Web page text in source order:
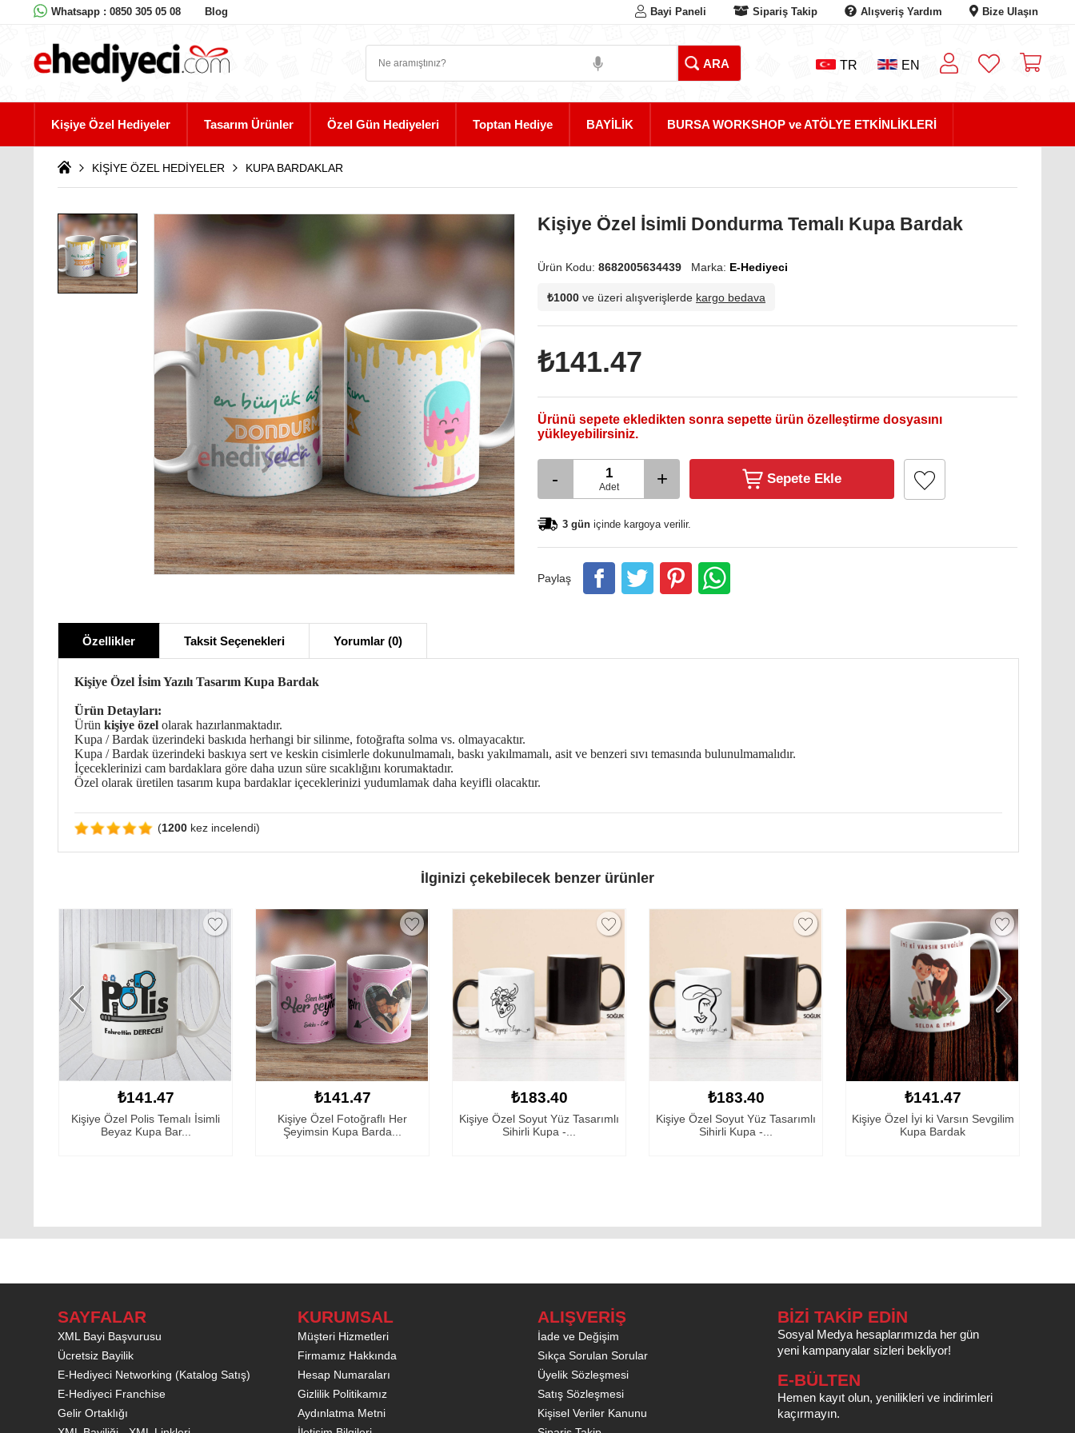
Whatsapp : 0850 305 05 08 Blog Bayi Paneli Sipariş Takip Alışveriş Yardım Bize Ulaşın
TR EN
Kişiye Özel Hediyeler Tasarım Ürünler Özel Gün Hediyeleri Toptan Hediye BAYİLİK BURSA WORKSHOP ve ATÖLYE ETKİNLİKLERİ
KİŞİYE ÖZEL HEDİYELER KUPA BARDAKLAR
Kişiye Özel İsimli Dondurma Temalı Kupa Bardak
Ürün Kodu: 8682005634439 Marka: E-Hediyeci
₺1000 ve üzeri alışverişlerde kargo bedava
₺141.47
Ürünü sepete ekledikten sonra sepette ürün özelleştirme dosyasını
yükleyebilirsiniz.
- Adet + Sepete Ekle
3 gün içinde kargoya verilir.
Paylaş
Özellikler Taksit Seçenekleri Yorumlar (0)
Kişiye Özel İsim Yazılı Tasarım Kupa Bardak
Ürün Detayları:
Ürün kişiye özel olarak hazırlanmaktadır.
Kupa / Bardak üzerindeki baskıda herhangi bir silinme, fotoğrafta solma vs. olmayacaktır.
Kupa / Bardak üzerindeki baskıya sert ve keskin cisimlerle dokunulmamalı, baskı yakılmamalı, asit ve benzeri sıvı temasında bulunulmamalıdır.
İçeceklerinizi cam bardaklara göre daha uzun süre sıcaklığını korumaktadır.
Özel olarak üretilen tasarım kupa bardaklar içeceklerinizi yudumlamak daha keyifli olacaktır.
(1200 kez incelendi)
İlginizi çekebilecek benzer ürünler
Özel Polis Temalı İsimli
Beyaz Kupa Bar...
Kişiye Özel Fotoğraflı Her
Şeyimsin Kupa Barda...
Kişiye Özel Soyut Yüz Tasarımlı
Kişiye Özel Soyut Yüz Tasarımlı
Kişiye Özel İyi ki Varsın Sevgilim
Kişiye Özel Diş
SAYFALAR
XML Bayi Başvurusu
Ücretsiz Bayilik
E-Hediyeci Networking (Katalog Satış)
E-Hediyeci Franchise
Gelir Ortaklığı
KURUMSAL
Müşteri Hizmetleri
Firmamız Hakkında
Hesap Numaraları
Gizlilik Politikamız
Aydınlatma Metni
ALIŞVERİŞ
İade ve Değişim
Sıkça Sorulan Sorular
Üyelik Sözleşmesi
Satış Sözleşmesi
Kişisel Veriler Kanunu
BİZİ TAKİP EDİN
Sosyal Medya hesaplarımızda her gün
yeni kampanyalar sizleri bekliyor!
E-BÜLTEN
Hemen kayıt olun, yenilikleri ve indirimleri
kaçırmayın.